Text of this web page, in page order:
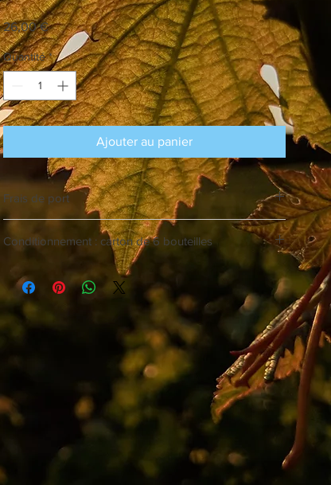
26,00 €Prix
Quantité *
Ajouter au panier
Frais de port
Frais de port de 55 €
OFFERT à partir de 300 € d'achat.
Conditionnement : carton de 6 bouteilles
Vous pouvez tout à fait panacher vos commandes, en
veillant à ce que le total de celle-ci soit toujours un
multiple de 6.